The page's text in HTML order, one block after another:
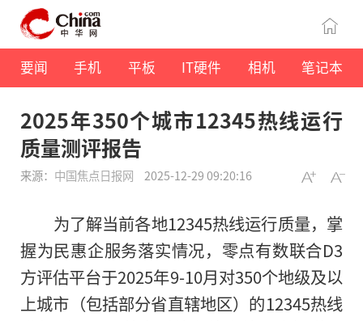
要闻 手机 平板 IT硬件 相机 笔记本
2025年350个城市12345热线运行
质量测评报告
来源： 中国焦点日报网 2025-12-29 09:20:16
为了解当前各地12345热线运行质量，掌
握为民惠企服务落实情况，零点有数联合D3
方评估平台于2025年9-10月对350个地级及以
上城市（包括部分省直辖地区）的12345热线